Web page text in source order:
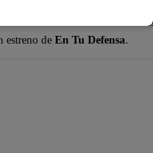
Sintoniza todos los días
estreno de En Tu Defensa.